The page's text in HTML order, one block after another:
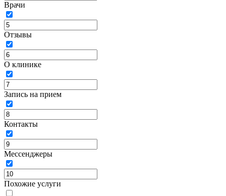
Врачи
Отзывы
О клинике
Запись на прием
Контакты
Мессенджеры
Похожие услуги